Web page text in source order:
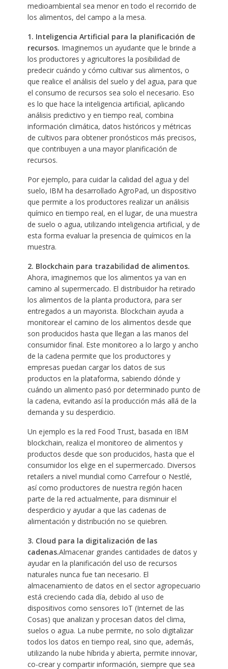
medioambiental sea menor en todo el recorrido de
los alimentos, del campo a la mesa.
1. Inteligencia Artificial para la planificación de
recursos. Imaginemos un ayudante que le brinde a
los productores y agricultores la posibilidad de
predecir cuándo y cómo cultivar sus alimentos, o
que realice el análisis del suelo y del agua, para que
el consumo de recursos sea solo el necesario. Eso
es lo que hace la inteligencia artificial, aplicando
análisis predictivo y en tiempo real, combina
información climática, datos históricos y métricas
de cultivos para obtener pronósticos más precisos,
que contribuyen a una mayor planificación de
recursos.
Por ejemplo, para cuidar la calidad del agua y del
suelo, IBM ha desarrollado AgroPad, un dispositivo
que permite a los productores realizar un análisis
químico en tiempo real, en el lugar, de una muestra
de suelo o agua, utilizando inteligencia artificial, y de
esta forma evaluar la presencia de químicos en la
muestra.
2. Blockchain para trazabilidad de alimentos.
Ahora, imaginemos que los alimentos ya van en
camino al supermercado. El distribuidor ha retirado
los alimentos de la planta productora, para ser
entregados a un mayorista. Blockchain ayuda a
monitorear el camino de los alimentos desde que
son producidos hasta que llegan a las manos del
consumidor final. Este monitoreo a lo largo y ancho
de la cadena permite que los productores y
empresas puedan cargar los datos de sus
productos en la plataforma, sabiendo dónde y
cuándo un alimento pasó por determinado punto de
la cadena, evitando así la producción más allá de la
demanda y su desperdicio.
Un ejemplo es la red Food Trust, basada en IBM
blockchain, realiza el monitoreo de alimentos y
productos desde que son producidos, hasta que el
consumidor los elige en el supermercado. Diversos
retailers a nivel mundial como Carrefour o Nestlé,
así como productores de nuestra región hacen
parte de la red actualmente, para disminuir el
desperdicio y ayudar a que las cadenas de
alimentación y distribución no se quiebren.
3. Cloud para la digitalización de las
cadenas.Almacenar grandes cantidades de datos y
ayudar en la planificación del uso de recursos
naturales nunca fue tan necesario. El
almacenamiento de datos en el sector agropecuario
está creciendo cada día, debido al uso de
dispositivos como sensores IoT (Internet de las
Cosas) que analizan y procesan datos del clima,
suelos o agua. La nube permite, no solo digitalizar
todos los datos en tiempo real, sino que, además,
utilizando la nube híbrida y abierta, permite innovar,
co-crear y compartir información, siempre que sea